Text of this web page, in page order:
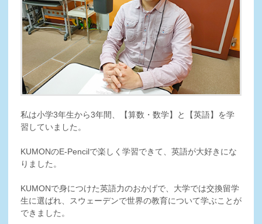
私は小学3年生から3年間、【算数・数学】と【英語】を学
習していました。
KUMONのE-Pencilで楽しく学習できて、英語が大好きにな
りました。
KUMONで身につけた英語力のおかげで、大学では交換留学
生に選ばれ、スウェーデンで世界の教育について学ぶことが
できました。